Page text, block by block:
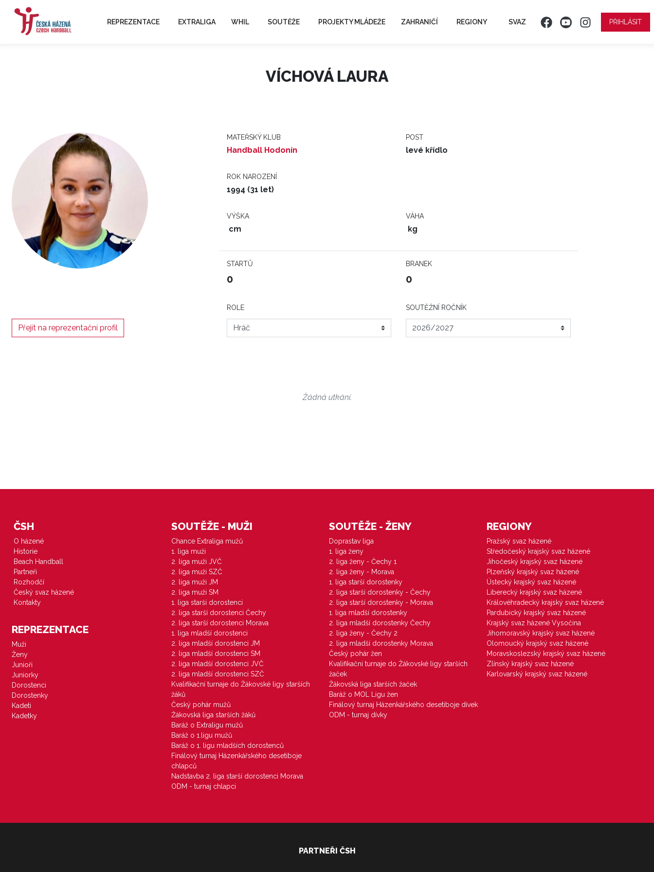
REPREZENTACE EXTRALIGA WHIL SOUTĚŽE PROJEKTY MLÁDEŽE ZAHRANIČÍ REGIONY SVAZ PŘIHLÁSIT
VÍCHOVÁ LAURA
MATEŘSKÝ KLUB
Handball Hodonín
POST
levé křídlo
ROK NAROZENÍ
1994 (31 let)
VÝŠKA
cm
VÁHA
kg
STARTŮ
0
BRANEK
0
Přejít na reprezentační profil
ROLE SOUTĚŽNÍ ROČNÍK
Žádná utkání.
ČSH
O házené
Historie
Beach Handball
Partneři
Rozhodčí
Český svaz házené
Kontakty
REPREZENTACE
Muži
Ženy
Junioři
Juniorky
Dorostenci
Dorostenky
Kadeti
Kadetky
SOUTĚŽE - MUŽI
Chance Extraliga mužů
1. liga muži
2. liga muži JVČ
2. liga muži SZČ
2. liga muži JM
2. liga muži SM
1. liga starší dorostenci
2. liga starší dorostenci Čechy
2. liga starší dorostenci Morava
1. liga mladší dorostenci
2. liga mladší dorostenci JM
2. liga mladší dorostenci SM
2. liga mladší dorostenci JVČ
2. liga mladší dorostenci SZČ
Kvalifikační turnaje do Žákovské ligy starších
žáků
Český pohár mužů
Žákovská liga starších žáků
Baráž o Extraligu mužů
Baráž o 1.ligu mužů
Baráž o 1. ligu mladších dorostenců
Finálový turnaj Házenkářského desetiboje
chlapců
Nadstavba 2. liga starší dorostenci Morava
ODM - turnaj chlapci
SOUTĚŽE - ŽENY
Doprastav liga
1. liga ženy
2. liga ženy - Čechy 1
2. liga ženy - Morava
1. liga starší dorostenky
2. liga starší dorostenky - Čechy
2. liga starší dorostenky - Morava
1. liga mladší dorostenky
2. liga mladší dorostenky Čechy
2. liga ženy - Čechy 2
2. liga mladší dorostenky Morava
Český pohár žen
Kvalifikační turnaje do Žákovské ligy starších
žaček
Žákovská liga starších žaček
Baráž o MOL Ligu žen
Finálový turnaj Házenkářského desetiboje dívek
ODM - turnaj dívky
REGIONY
Pražský svaz házené
Středočeský krajský svaz házené
Jihočeský krajský svaz házené
Plzeňský krajský svaz házené
Ústecký krajský svaz házené
Liberecký krajský svaz házené
Královéhradecký krajský svaz házené
Pardubický krajský svaz házené
Krajský svaz házené Vysočina
Jihomoravský krajský svaz házené
Olomoucký krajský svaz házené
Moravskoslezský krajský svaz házené
Zlínský krajský svaz házené
Karlovarský krajský svaz házené
PARTNEŘI ČSH